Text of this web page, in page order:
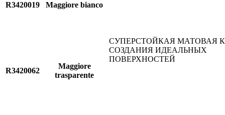
СУПЕРСТОЙКАЯ МАТОВАЯ
СОЗДАНИЯ ИДЕАЛЬНЫХ
ПОВЕРХНОСТЕЙ
R3420019 Maggiore bianco
R3420062
Maggiore
trasparente